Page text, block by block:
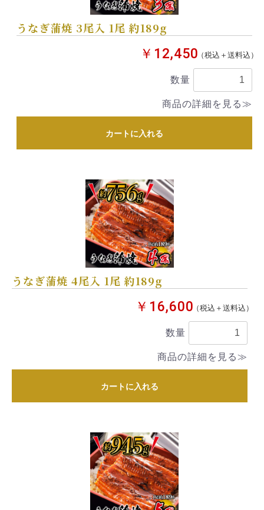
うなぎ蒲焼 3尾入 1尾 約189g
￥12,450（税込＋送料込）
数量
商品の詳細を見る≫
カートに入れる
うなぎ蒲焼 4尾入 1尾 約189g
￥16,600（税込＋送料込）
数量
商品の詳細を見る≫
カートに入れる